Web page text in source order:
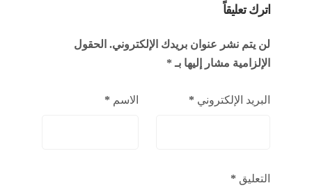
اترك تعليقاً
لن يتم نشر عنوان بريدك الإلكتروني. الحقول
الإلزامية مشار إليها بـ *
الاسم * البريد الإلكتروني *
التعليق *